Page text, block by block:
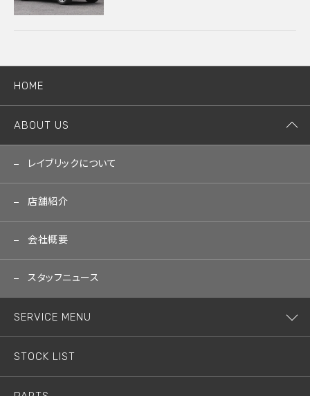
HOME
ABOUT US
レイブリックについて
店舗紹介
会社概要
スタッフニュース
SERVICE MENU
STOCK LIST